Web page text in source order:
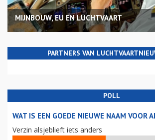
MIJNBOUW, EU EN LUCHTVAART
PARTNERS VAN
POLL
WAT IS EEN GOEDE NIEUWE NAAM VOOR
Verzin alsjeblieft iets anders